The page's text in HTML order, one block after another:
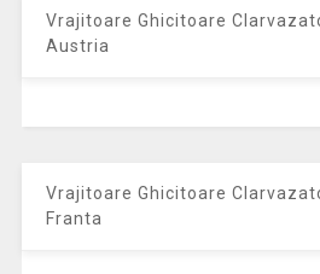
Vrajitoare Ghicitoare
Austria
Vrajitoare Ghicitoare
Franta